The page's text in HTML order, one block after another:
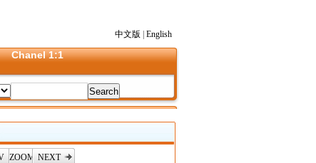
中文版
English
Chanel 1:1
ZOOM NEXT